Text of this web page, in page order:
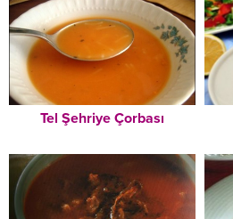
Tel Şehriye Çorbası